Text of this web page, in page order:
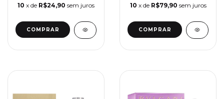
10 x de R$24,90 sem juros
COMPRAR
10 x de R$79,90 sem juros
COMPRAR